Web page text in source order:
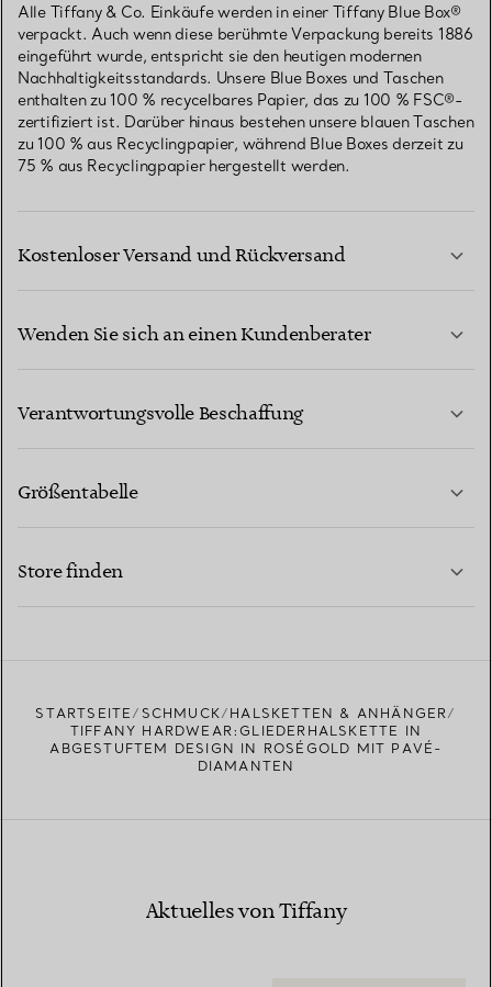
Alle Tiffany & Co. Einkäufe werden in einer Tiffany Blue Box®
verpackt. Auch wenn diese berühmte Verpackung bereits 1886
eingeführt wurde, entspricht sie den heutigen modernen
Nachhaltigkeitsstandards. Unsere Blue Boxes und Taschen
enthalten zu 100 % recycelbares Papier, das zu 100 % FSC®-
zertifiziert ist. Darüber hinaus bestehen unsere blauen Taschen
zu 100 % aus Recyclingpapier, während Blue Boxes derzeit zu
75 % aus Recyclingpapier hergestellt werden.
Kostenloser Versand und Rückversand
Wenden Sie sich an einen Kundenberater
Verantwortungsvolle Beschaffung
Größentabelle
Store finden
STARTSEITE SCHMUCK
HALSKETTEN & ANHÄNGER
TIFFANY HARDWEAR:GLIEDERHALSKETTE IN
ABGESTUFTEM DESIGN IN ROSÉGOLD MIT PAVÉ-
DIAMANTEN
Aktuelles von Tiffany